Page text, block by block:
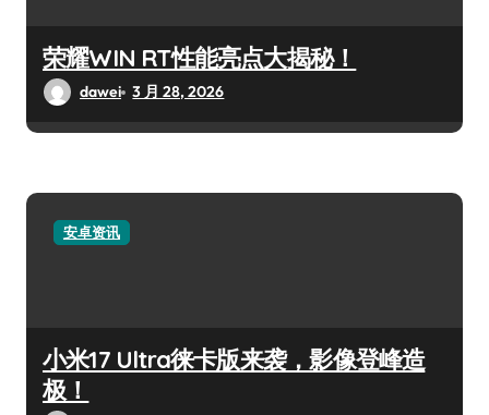
荣耀WIN RT性能亮点大揭秘！
dawei 3 月 28, 2026
安卓资讯
小米17 Ultra徕卡版来袭，影像登峰造
极！